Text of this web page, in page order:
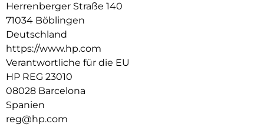
Herrenberger Straße 140
71034 Böblingen
Deutschland
https://www.hp.com
Verantwortliche für die EU
HP REG 23010
08028 Barcelona
Spanien
reg@hp.com